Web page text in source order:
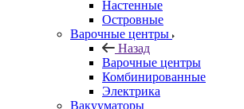
Настенные
Островные
Варочные центры
Назад
Варочные центры
Комбинированные
Электрика
Вакууматоры